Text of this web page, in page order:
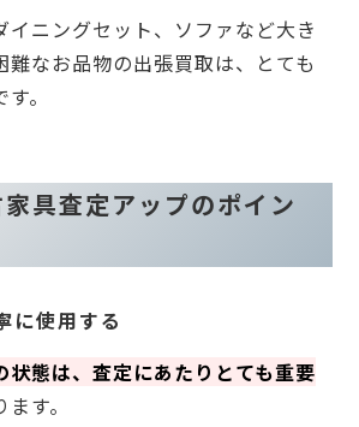
イニングセット、ソファなど大き
難なお品物の出張買取は、とても
。
具査定アップのポイン
に使用する
状態は、査定にあたりとても重要
す。